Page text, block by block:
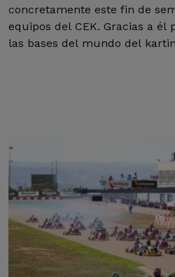
concretamente este fin de
equipos del CEK. Gracias a él
las bases del mundo del